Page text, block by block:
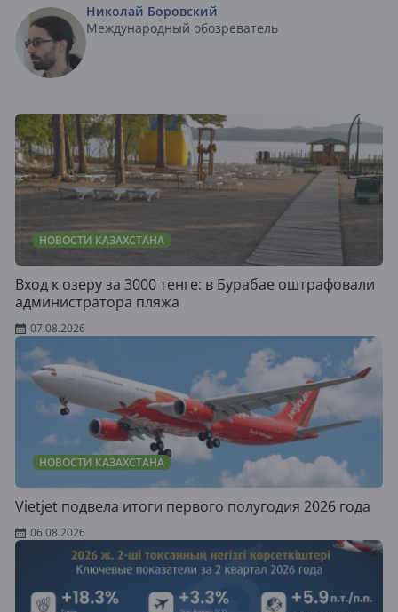
Николай Боровский
Международный обозреватель
НОВОСТИ КАЗАХСТАНА
Вход к озеру за 3000 тенге: в Бурабае оштрафовали
администратора пляжа
07.08.2026
НОВОСТИ КАЗАХСТАНА
Vietjet подвела итоги первого полугодия 2026 года
06.08.2026